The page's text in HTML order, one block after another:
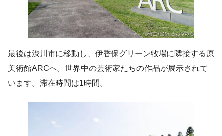
最後は渋川市に移動し、伊香保グリーン牧場に隣接する原
美術館ARCへ。世界中の芸術家たちの作品が展示されて
います。滞在時間は1時間。